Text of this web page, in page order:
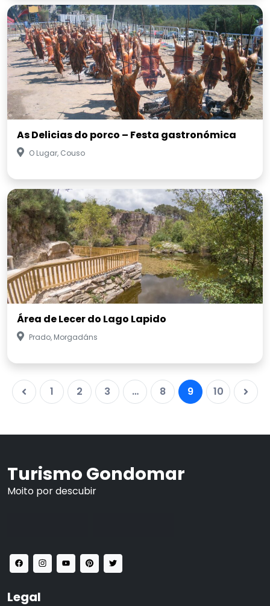
As Delicias do porco – Festa gastronómica
O Lugar, Couso
Área de Lecer do Lago Lapido
Prado, Morgadáns
1 2 3 … 8 9 10
Turismo Gondomar
Moito por descubir
Legal